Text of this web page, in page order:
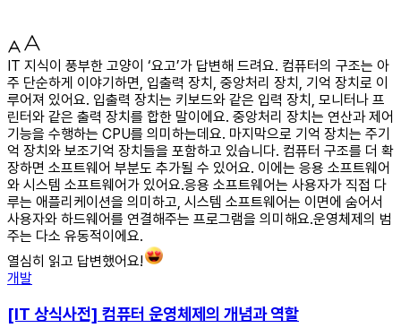
IT 지식이 풍부한 고양이 ‘요고’가 답변해 드려요. 컴퓨터의 구조는 아
주 단순하게 이야기하면, 입출력 장치, 중앙처리 장치, 기억 장치로 이
루어져 있어요. 입출력 장치는 키보드와 같은 입력 장치, 모니터나 프
린터와 같은 출력 장치를 합한 말이에요. 중앙처리 장치는 연산과 제어
기능을 수행하는 CPU를 의미하는데요. 마지막으로 기억 장치는 주기
억 장치와 보조기억 장치들을 포함하고 있습니다. 컴퓨터 구조를 더 확
장하면 소프트웨어 부분도 추가될 수 있어요. 이에는 응용 소프트웨어
와 시스템 소프트웨어가 있어요.응용 소프트웨어는 사용자가 직접 다
루는 애플리케이션을 의미하고, 시스템 소프트웨어는 이면에 숨어서
사용자와 하드웨어를 연결해주는 프로그램을 의미해요.운영체제의 범
주는 다소 유동적이에요.
열심히 읽고 답변했어요!
개발
[IT 상식사전] 컴퓨터 운영체제의 개념과 역할